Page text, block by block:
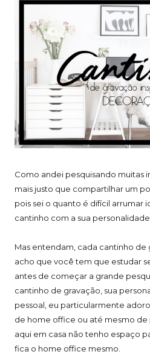
Como andei pesquisando muitas
mais justo que compartilhar um
pois sei o quanto é difícil arrumar
cantinho com a sua personalidade.
Mas entendam, cada cantinho de
acho que você tem que estudar
antes de começar a grande
cantinho de gravação, sua
pessoal, eu particularmente
de home office ou até mesmo
aqui em casa não tenho espaço
fica o home office mesmo.